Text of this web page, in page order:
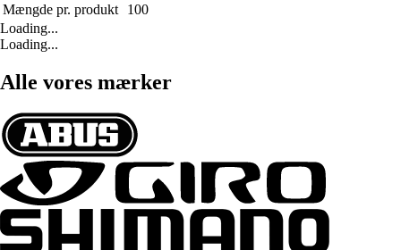
Mængde pr. produkt
100
Loading...
Loading...
Alle vores mærker